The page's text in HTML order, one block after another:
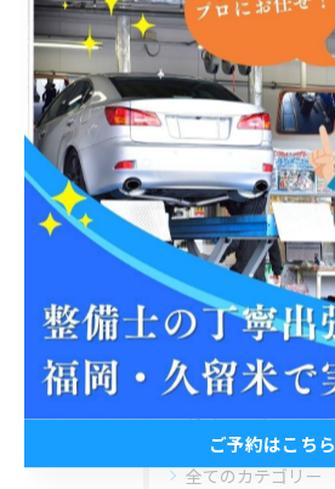
< 前のページ 一覧に戻る
関連タ
#出張洗車 #ホイール洗浄
#安い
#丁寧
カテゴリー
全てのカテゴリー
ご予約はこちら